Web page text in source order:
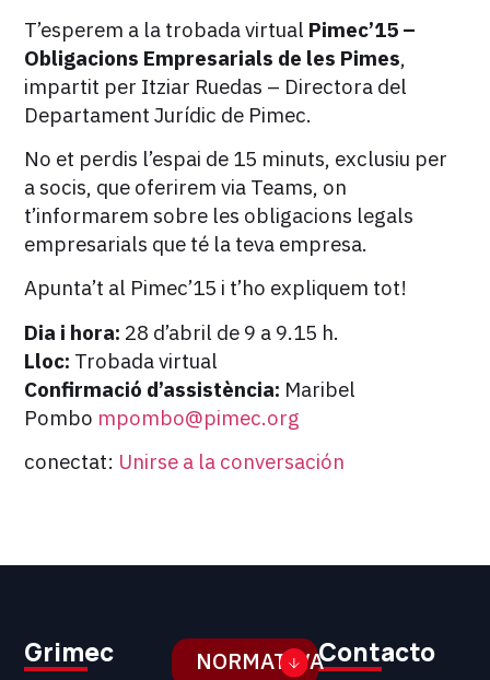
T’esperem a la trobada virtual Pimec’15 –
Obligacions Empresarials de les Pimes,
impartit per Itziar Ruedas – Directora del
Departament Jurídic de Pimec.
No et perdis l’espai de 15 minuts, exclusiu per
a socis, que oferirem via Teams, on
t’informarem sobre les obligacions legals
empresarials que té la teva empresa.
Apunta’t al Pimec’15 i t’ho expliquem tot!
Dia i hora: 28 d’abril de 9 a 9.15 h.
Lloc: Trobada virtual
Confirmació d’assistència: Maribel
Pombo mpombo@pimec.org
conectat: Unirse a la conversación
Grimec Contacto
NORMATIVA